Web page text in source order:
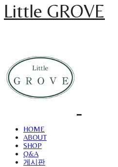
Little GROVE
HOME
ABOUT
SHOP
Q&A
게시판